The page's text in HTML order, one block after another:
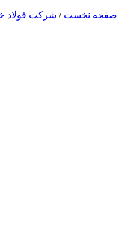
صفحه نخست / شرکت فولاد